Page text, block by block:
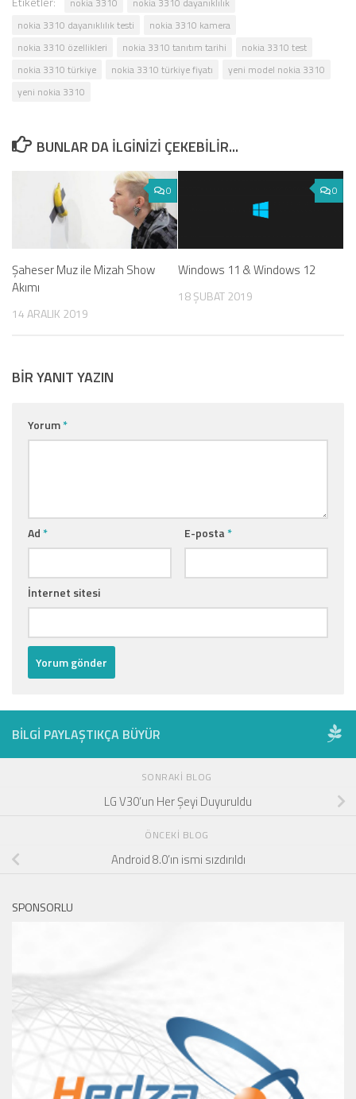
nokia 3310 dayanıklılık testi
nokia 3310 kamera
nokia 3310 özellikleri
nokia 3310 tanıtım tarihi
nokia 3310 test
nokia 3310 türkiye
nokia 3310 türkiye fiyatı
yeni model nokia 3310
yeni nokia 3310
BUNLAR DA ILGINIZI ÇEKEBILIR...
0
Şaheser Muz ile Mizah Show
Akımı
14 ARALIK 2019
0
Windows 11 & Windows 12
18 ŞUBAT 2019
BIR YANIT YAZIN
Yorum*
Ad* E-posta*
İnternet sitesi
BILGI PAYLAŞTIKÇA BÜYÜR
SONRAKI BLOG
LG V30’un Her Şeyi Duyuruldu
ÖNCEKI BLOG
Android 8.0’ın ismi sızdırıldı
SPONSORLU